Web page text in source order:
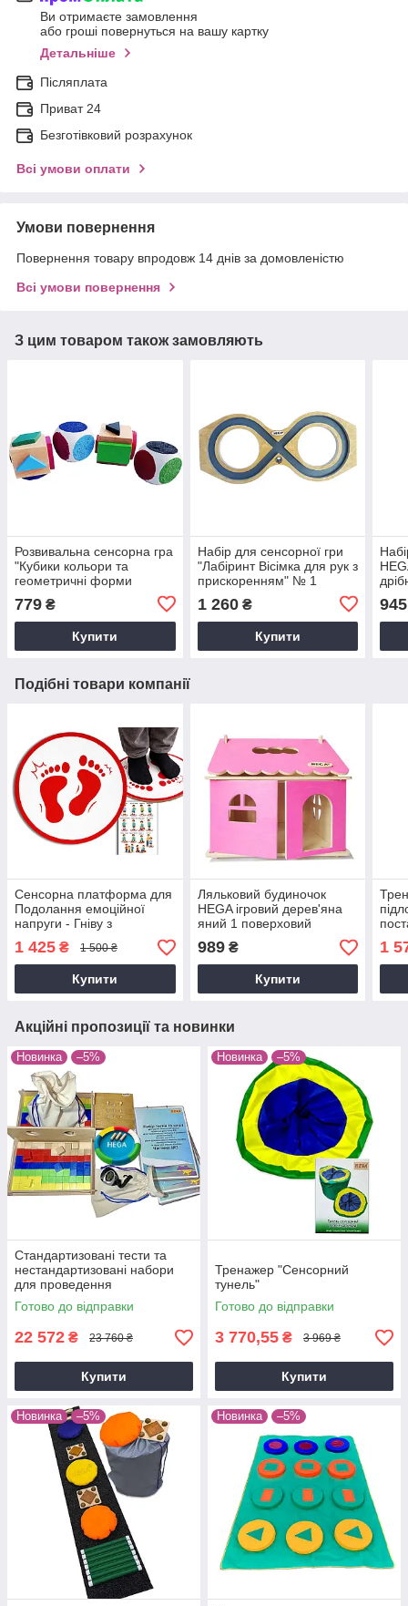
Ви отримаєте замовлення
або гроші повернуться на вашу картку
Детальніше
Післяплата
Приват 24
Безготівковий розрахунок
Всі умови оплати
Умови повернення
Повернення товару впродовж 14 днів за домовленістю
Всі умови повернення
З цим товаром також замовляють
Розвивальна сенсорна гра
"Кубики кольори та
геометричнi форми
Moнтeccopi" розширений
779 ₴
Купити
Набiр для сенсорної гри
"Лабіринт Вісімка для рук з
прискоренням" № 1
1 260₴
Купити
945
Подібні товари компанії
Сенсорна платформа для
Подолання емоційної
напруги - Гніву з
методичним посібником
1 425 ₴ 1 500 ₴
Купити
Ляльковий будиночок
HEGA ігровий дерев'яна
яний 1 поверховий
рожевий розбірний для
дівчаток
989₴
Купити
1
Акційні пропозиції та новинки
Новинка –5%
Стандартизованi тести та
нестандартизованi набори
для проведення
терапевтичного
оцiнювання.Сенсорний
фiзiотест"Основний"
Готово до відправки
22 572 ₴ 23 760 ₴
Купити
Новинка –5%
Тренажер "Сенсорний
тунель"
Готово до відправки
3 770,55 ₴ 3 969 ₴
Купити
Новинка –5% Новинка –5%